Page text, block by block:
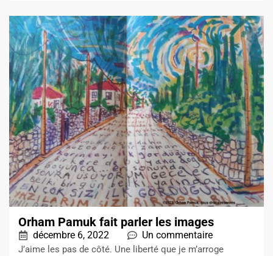
Orham Pamuk fait parler les images
décembre 6, 2022 Un commentaire
J’aime les pas de côté. Une liberté que je m’arroge